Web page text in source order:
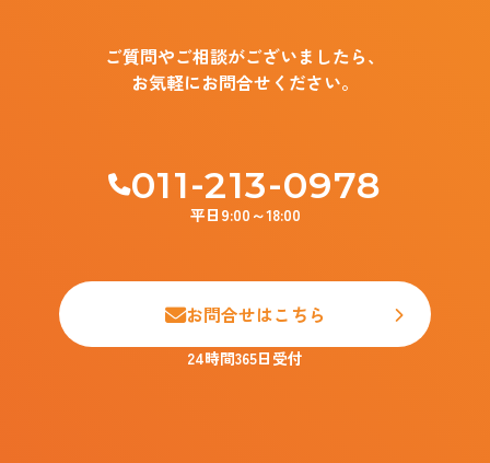
ご質問やご相談がございましたら、
お気軽にお問合せください。
011-213-0978
平日9:00～18:00
お問合せはこちら
24時間365日受付